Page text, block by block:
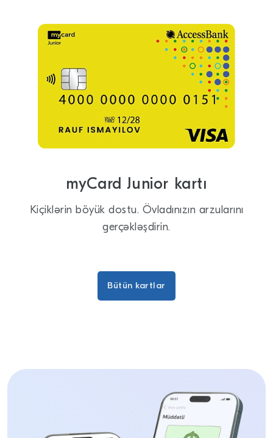
myCard Junior kartı
Kiçiklərin böyük dostu. Övladınızın arzularını
gerçəkləşdirin.
Bütün kartlar